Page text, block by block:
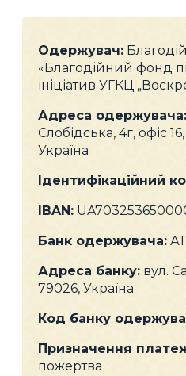
Одержувач:
«Благодійний фонд
ініціатив УГКЦ
Адреса одержувача:
Слобідська, 4г, офіс
Україна
Ідентифікаційний
IBAN:
Банк одержувача:
Адреса банку: вул.
79026, Україна
Код банку
Призначення
пожертва